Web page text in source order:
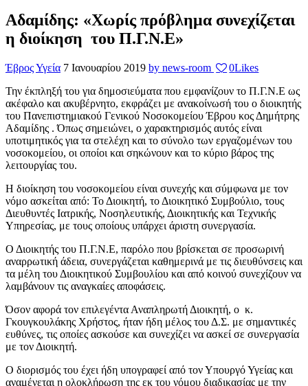
Αδαμίδης: «Χωρίς πρόβλημα συνεχίζεται
η διοίκηση του Π.Γ.Ν.Ε»
ΈβροςΥγεία 7 Ιανουαρίου 2019 by news-room 0Likes
Την έκπληξή του για δημοσιεύματα που εμφανίζουν το Π.Γ.Ν.Ε ως
ακέφαλο και ακυβέρνητο, εκφράζει με ανακοίνωσή του ο διοικητής
του Πανεπιστημιακού Γενικού Νοσοκομείου Έβρου κος Δημήτρης
Αδαμίδης . Όπως σημειώνει, ο χαρακτηρισμός αυτός είναι
υποτιμητικός για τα στελέχη και το σύνολο των εργαζομένων του
νοσοκομείου, οι οποίοι και σηκώνουν και το κύριο βάρος της
λειτουργίας του.
Η διοίκηση του νοσοκομείου είναι συνεχής και σύμφωνα με τον
νόμο ασκείται από: Το Διοικητή, το Διοικητικό Συμβούλιο, τους
Διευθυντές Ιατρικής, Νοσηλευτικής, Διοικητικής και Τεχνικής
Υπηρεσίας, με τους οποίους υπάρχει άριστη συνεργασία.
Ο Διοικητής του Π.Γ.Ν.Ε, παρόλο που βρίσκεται σε προσωρινή
αναρρωτική άδεια, συνεργάζεται καθημερινά με τις διευθύνσεις και
τα μέλη του Διοικητικού Συμβουλίου και από κοινού συνεχίζουν να
λαμβάνουν τις αναγκαίες αποφάσεις.
Όσον αφορά τον επιλεγέντα Αναπληρωτή Διοικητή, ο κ.
Γκουγκουλάκης Χρήστος, ήταν ήδη μέλος του Δ.Σ. με σημαντικές
ευθύνες, τις οποίες ασκούσε και συνεχίζει να ασκεί σε συνεργασία
με τον Διοικητή.
Ο διορισμός του έχει ήδη υπογραφεί από τον Υπουργό Υγείας και
αναμένεται η ολοκλήρωση της εκ του νόμου διαδικασίας με την